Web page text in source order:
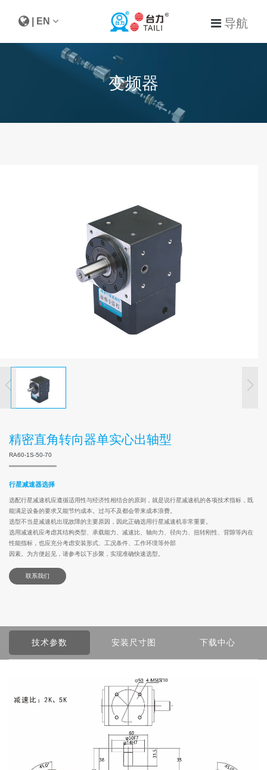
导航
| EN
变频器
精密直角转向器单实心出轴型
RA60-1S-50-70
行星减速器选择
选配行星减速机应遵循适用性与经济性相结合的原则，就是说行星减速机的各项技术指标，既
能满足设备的要求又能节约成本。过与不及都会带来成本浪费。
选型不当是减速机出现故障的主要原因，因此正确选用行星减速机非常重要。
选用减速机应考虑其结构类型、承载能力、减速比、轴向力、径向力、扭转刚性、背隙等内在
性能指标，也应充分考虑安装形式、工况条件、工作环境等外部
因素。为方便起见，请参考以下步聚，实现准确快速选型。
联系我们
技术参数 安装尺寸图 下载中心